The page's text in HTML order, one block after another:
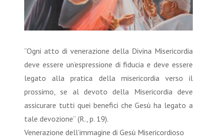
“Ogni atto di venerazione della Divina Misericordia
deve essere un’espressione di fiducia e deve essere
legato alla pratica della misericordia verso il
prossimo, se al devoto della Misericordia deve
assicurare tutti quei benefici che Gesù ha legato a
tale devozione” (R., p. 19).
Venerazione dell’immagine di Gesù Misericordioso